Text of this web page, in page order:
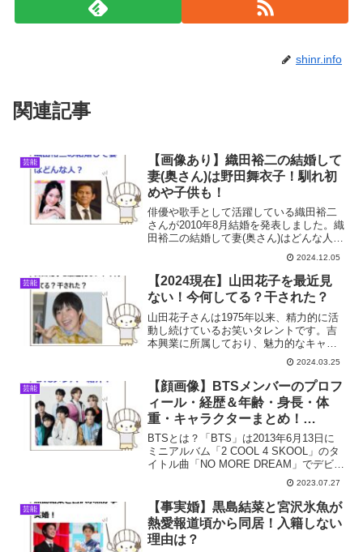
shinr.info
関連記事
芸能
【画像あり】織田裕二の結婚して
妻(奥さん)は野田舞衣子！馴れ初
めや子供も！
俳優や歌手として活躍している織田裕二
さんが2010年8月結婚を発表しました。織
田裕二の結婚して妻(奥さん)はどんな人？
馴れ初めや子供は？そこで今回は織田裕
二さんの妻(奥さん)や子供について調査し
ました。
2024.12.05
芸能
【2024現在】山田花子を最近見
ない！今何してる？干された？
山田花子さんは1975年以来、精力的に活
動し続けているお笑いタレントです。吉
本興業に所属しており、魅力的なキャラ
クターで視聴者からは「花ちゃん」とい
う愛称で親しまれています。山田花子を
最近見ない！今何してる？干された？そ
こで今回は山田花子さ...
2024.03.25
芸能
【顔画像】BTSメンバーのプロフ
ィール・経歴＆年齢・身長・体
重・キャラクターまとめ！
【2023年最新】
BTSとは？「BTS」は2013年6月13日に
ミニアルバム「2 COOL 4 SKOOL」のタ
イトル曲「NO MORE DREAM」でデビュ
ーした、韓国の7人組男性アイドルグルー
Sonyeondan（防弾...
2023.07.27
芸能
【事実婚】黒島結菜と宮沢氷魚が
熱愛報道頃から同居！入籍しない
理由は？